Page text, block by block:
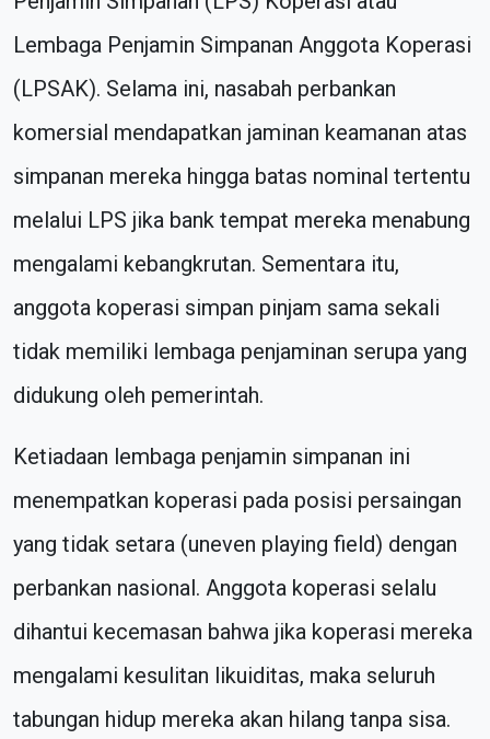
Lembaga Penjamin Simpanan Anggota Koperasi
(LPSAK). Selama ini, nasabah perbankan
komersial mendapatkan jaminan keamanan atas
simpanan mereka hingga batas nominal tertentu
melalui LPS jika bank tempat mereka menabung
mengalami kebangkrutan. Sementara itu,
anggota koperasi simpan pinjam sama sekali
tidak memiliki lembaga penjaminan serupa yang
didukung oleh pemerintah.
Ketiadaan lembaga penjamin simpanan ini
menempatkan koperasi pada posisi persaingan
yang tidak setara (uneven playing field) dengan
perbankan nasional. Anggota koperasi selalu
dihantui kecemasan bahwa jika koperasi mereka
mengalami kesulitan likuiditas, maka seluruh
tabungan hidup mereka akan hilang tanpa sisa.